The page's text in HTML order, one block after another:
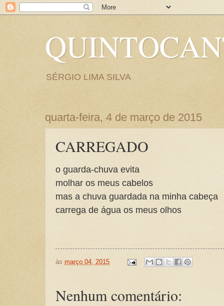
SÉRGIO LIMA SILVA
quarta-feira, 4 de março de 2015
CARREGADO
o guarda-chuva evita
molhar os meus cabelos
mas a chuva guardada na minha cabeça
carrega de água os meus olhos
às março 04, 2015
Nenhum comentário: